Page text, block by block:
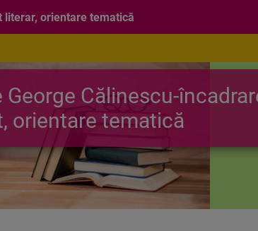
literar, orientare tematică
George Călinescu-
orientare tematică